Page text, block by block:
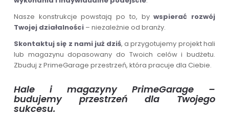
Nasze konstrukcje powstają po to, bywspierać rozwój
Twojej działalności– niezależnie od branży.
Skontaktuj się z nami już dziś, a przygotujemy projekt hali
lub magazynu dopasowany do Twoich celów i budżetu.
Zbuduj z PrimeGarage przestrzeń, która pracuje dla Ciebie.
Hale i magazyny PrimeGarage –
budujemy przestrzeń dla Twojego
sukcesu.